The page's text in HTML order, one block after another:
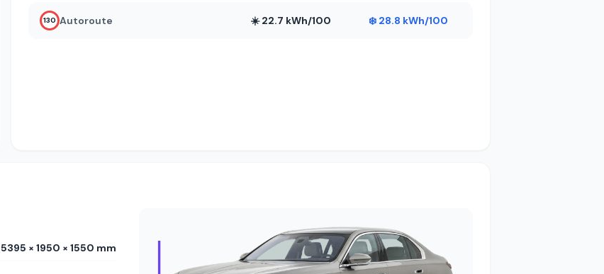
130 Autoroute ☀️ 22.7 kWh/100 ❄️ 28.8 kWh/100
5395 × 1950 × 1550 mm